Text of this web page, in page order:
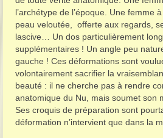
l’archétype de l’époque. Une femme
peau veloutée, offerte aux regards,
lascive… Un dos particulièrement
supplémentaires ! Un angle peu
gauche ! Ces déformations sont
volontairement sacrifier la
beauté : il ne cherche pas à rendre
anatomique du Nu, mais soumet son
Ses croquis de préparation sont
déformation n’intervient que dans la